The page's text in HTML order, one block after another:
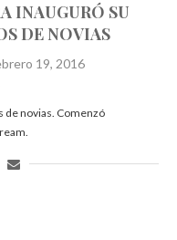
INAUGURÓ SU
DE NOVIAS
19, 2016
de novias. Comenzó